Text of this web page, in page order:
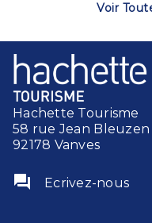
Voir
Hachette Tourisme
58 rue Jean Bleuzen
92178 Vanves
question_answer Ecrivez-nous